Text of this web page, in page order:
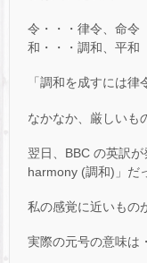
令・・・律令、命令
和・・・調和、平和
「調和を成すには律
なかなか、厳しいも
翌日、BBC の英訳
harmony (調和)」だ
私の感覚に近いもの
実際の元号の意味は